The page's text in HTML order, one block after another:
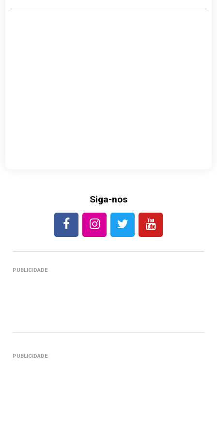
Siga-nos
PUBLICIDADE
PUBLICIDADE